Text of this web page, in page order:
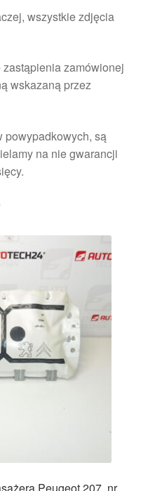
wszystkie zdjęcia
zamówionej
wskazaną przez
powypadkowych, są
na nie gwarancji